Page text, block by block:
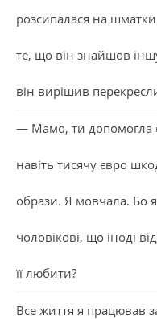
розсипалася на
те, що він знайшов
він вирішив
— Мамо, ти допомогла
навіть тисячу євро
образи. Я мовчала. Бо
чоловікові, що іноді
її любити?
Все життя я працював